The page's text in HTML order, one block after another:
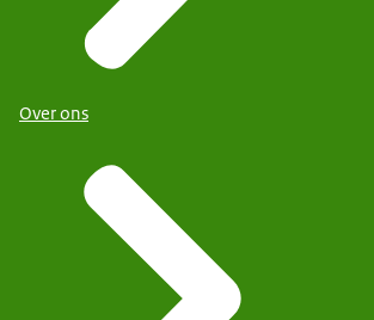
Over ons